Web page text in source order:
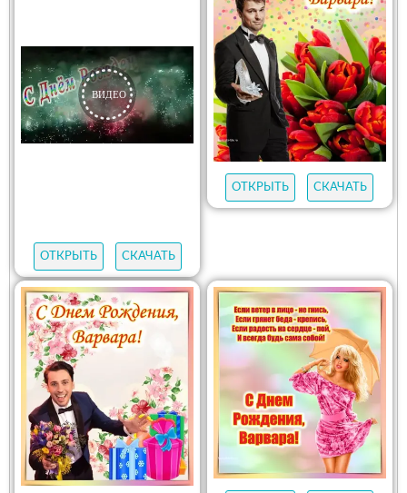
ОТКРЫТЬ СКАЧАТЬ
ОТКРЫТЬ СКАЧАТЬ